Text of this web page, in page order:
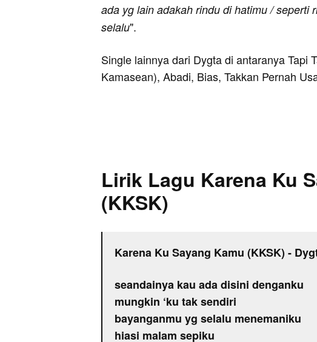
ada yg lain adakah rindu di hatimu / seperti
selalu".
Single lainnya dari Dygta di antaranya Tapi
Kamasean), Abadi, Bias, Takkan Pernah
Lirik Lagu Karena Ku
(KKSK)
Karena Ku Sayang Kamu (KKSK) -
seandainya kau ada disini denganku
mungkin ‘ku tak sendiri
bayanganmu yg selalu menemaniku
hiasi malam sepiku